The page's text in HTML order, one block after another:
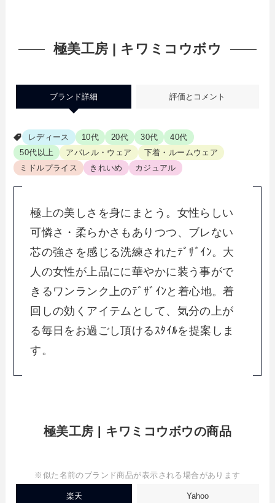
極美工房 | キワミコウボウ
ブランド詳細 評価とコメント
レディース 10代 20代 30代
40代
50代以上
アパレル・ウェア
下着・ルームウェア
ミドルプライス
きれいめ カジュアル
極上の美しさを身にまとう。女性らしい
可憐さ・柔らかさもありつつ、ブレない
芯の強さを感じる洗練されたﾃﾞｻﾞｲﾝ。大
人の女性が上品にに華やかに装う事がで
きるワンランク上のﾃﾞｻﾞｲﾝと着心地。着
回しの効くアイテムとして、気分の上が
る毎日をお過ごし頂けるｽﾀｲﾙを提案しま
す。
極美工房 | キワミコウボウの商品
※似た名前のブランド商品が表示される場合があります
楽天 Yahoo